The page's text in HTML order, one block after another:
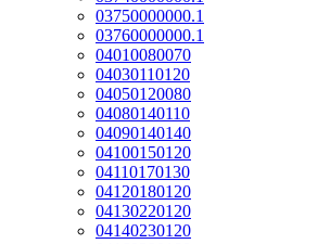
03750000000.1
03760000000.1
04010080070
04030110120
04050120080
04080140110
04090140140
04100150120
04110170130
04120180120
04130220120
04140230120